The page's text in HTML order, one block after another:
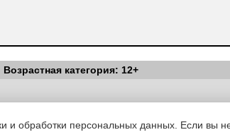
Возрастная категория: 12+
Об издании|Условия|Политика
и обработки персональных данных. Если вы